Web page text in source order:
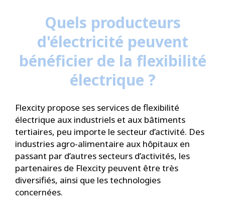
Quels producteurs
d'électricité peuvent
bénéficier de la flexibilité
électrique ?
Flexcity propose ses services de flexibilité
électrique aux industriels et aux bâtiments
tertiaires, peu importe le secteur d’activité. Des
industries agro-alimentaire aux hôpitaux en
passant par d’autres secteurs d’activités, les
partenaires de Flexcity peuvent être très
diversifiés, ainsi que les technologies
concernées.